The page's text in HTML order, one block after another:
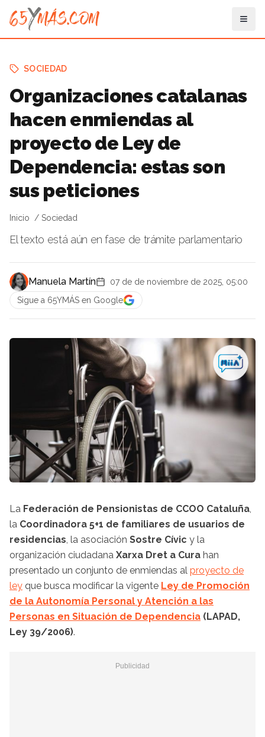
SOCIEDAD
Organizaciones catalanas
hacen enmiendas al
proyecto de Ley de
Dependencia: estas son
sus peticiones
Inicio Sociedad
El texto está aún en fase de trámite parlamentario
Manuela Martín
07 de de noviembre de 2025, 05:00
Sigue a 65YMÁS en Google
La Federación de Pensionistas de CCOO Cataluña,
la Coordinadora 5+1 de familiares de usuarios de
residencias, la asociación Sostre Cívic y la
organización ciudadana Xarxa Dret a Cura han
presentado un conjunto de enmiendas al proyecto de
ley que busca modificar la vigente Ley de Promoción
de la Autonomía Personal y Atención a las
Personas en Situación de Dependencia (LAPAD,
Ley 39/2006).